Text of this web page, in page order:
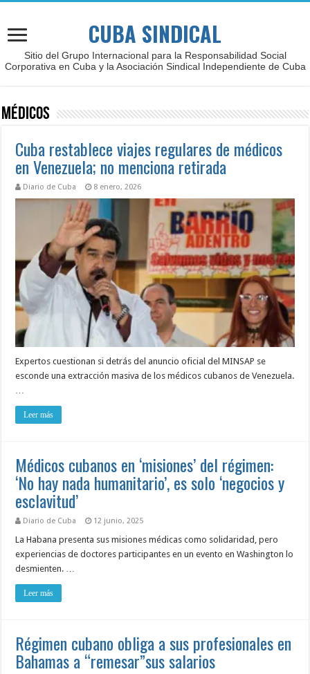
CUBA SINDICAL
Sitio del Grupo Internacional para la Responsabilidad Social
Corporativa en Cuba y la Asociación Sindical Independiente de Cuba
Médicos
Cuba restablece viajes regulares de médicos
en Venezuela; no menciona retirada
Diario de Cuba 8 enero, 2026
Expertos cuestionan si detrás del anuncio oficial del MINSAP se
esconde una extracción masiva de los médicos cubanos de Venezuela.
Leer más
Médicos cubanos en ‘misiones’ del régimen:
‘No hay nada humanitario’, es solo ‘negocios y
esclavitud’
Diario de Cuba 12 junio, 2025
La Habana presenta sus misiones médicas como solidaridad, pero
experiencias de doctores participantes en un evento en Washington lo
desmienten. …
Leer más
Régimen cubano obliga a sus profesionales en
Bahamas a “remesar”sus salarios